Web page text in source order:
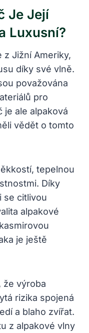
Je Její
Luxusní?
z Jižní Ameriky,
díky své vlně.
považována
pro
je ale alpaková
vědět o tomto
tepelnou
Díky
se citlivou
alpakové
je ještě
že výroba
rizika spojená
a blaho zvířat.
z alpakové vlny